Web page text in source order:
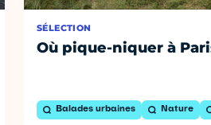
SÉLECTION
Où pique-niquer à
Balades urbaines Nature